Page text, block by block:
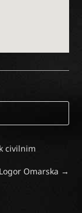
civilnim
Omarska →